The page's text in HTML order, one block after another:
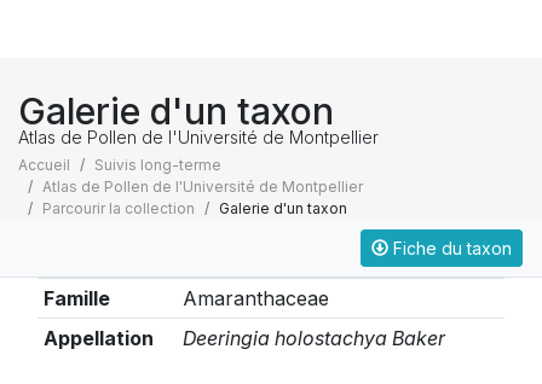
Galerie d'un taxon
Atlas de Pollen de l'Université de Montpellier
Accueil
Suivis long-terme
Atlas de Pollen de l'Université de Montpellier
Parcourir la collection
Galerie d'un taxon
Fiche du taxon
Famille
Amaranthaceae
Appellation
Deeringia holostachya Baker